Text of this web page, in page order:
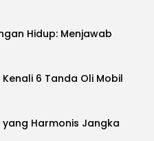
Hidup: Menjawab
6 Tanda Oli Mobil
Harmonis Jangka